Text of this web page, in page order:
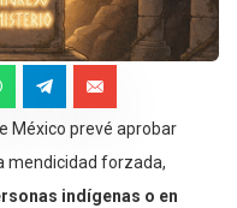
México prevé aprobar
mendicidad forzada,
indígenas o en